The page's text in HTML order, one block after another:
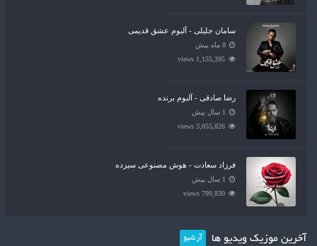
سامان جلیلی - آلبوم عشق قدیمی
8 ماه پیش
1,155,395 views
رضا صادقی - آلبوم برنده
1 سال پیش
3,055,826 views
فرزاد سعادت - هوش مصنوعی سیزده
1 سال پیش
799,830 views
آخرین موزیک ویدیو ها آرشیو